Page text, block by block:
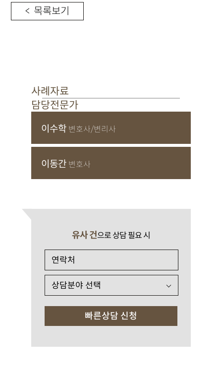
< 목록보기
사례자료
담당전문가
이수학 변호사/변리사
이동간 변호사
유사 건으로 상담 필요 시